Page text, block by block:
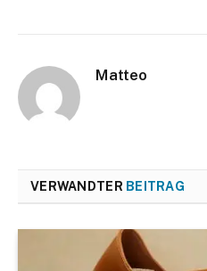
Matteo
VERWANDTER BEITRAG